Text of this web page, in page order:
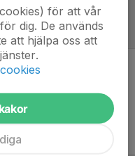
för att vår
dig. De används
att hjälpa oss att